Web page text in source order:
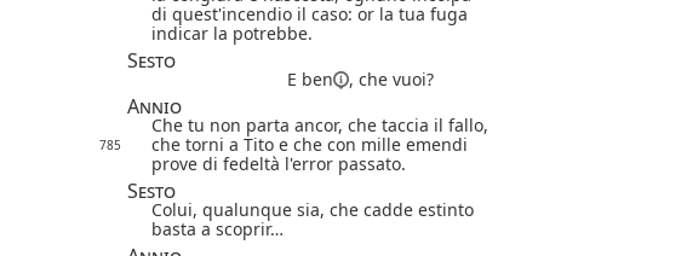
di quest'incendio il caso: or la tua fuga
indicar la potrebbe.
Sesto
E ben , che vuoi?
Annio
Che tu non parta ancor, che taccia il fallo,
785 che torni a Tito e che con mille emendi
prove di fedeltà l'error passato.
Sesto
Colui, qualunque sia, che cadde estinto
basta a scoprir…